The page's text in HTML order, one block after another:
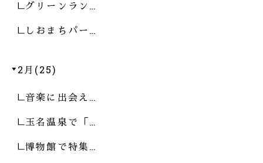
グリーンラン…
しおまちパー…
2月(25)
音楽に出会え…
玉名温泉で「…
博物館で特集…